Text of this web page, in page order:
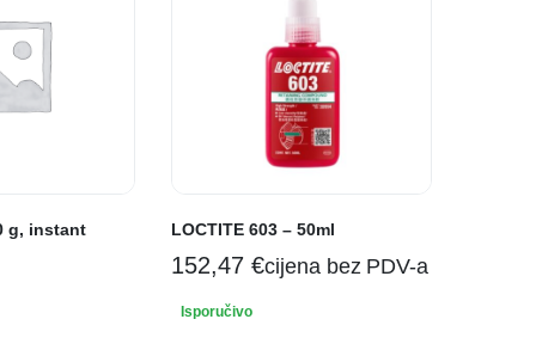
g, instant LOCTITE 603 – 50ml
152,47 €cijena bez PDV-a
Isporučivo